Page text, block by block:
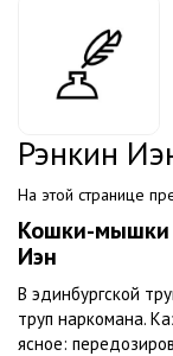
Рэнкин
На этой странице
Кошки-мышки
Иэн
В эдинбургской
труп наркомана.
ясное: